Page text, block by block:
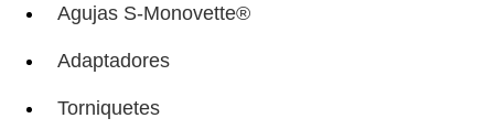
Agujas S-Monovette®
Adaptadores
Torniquetes